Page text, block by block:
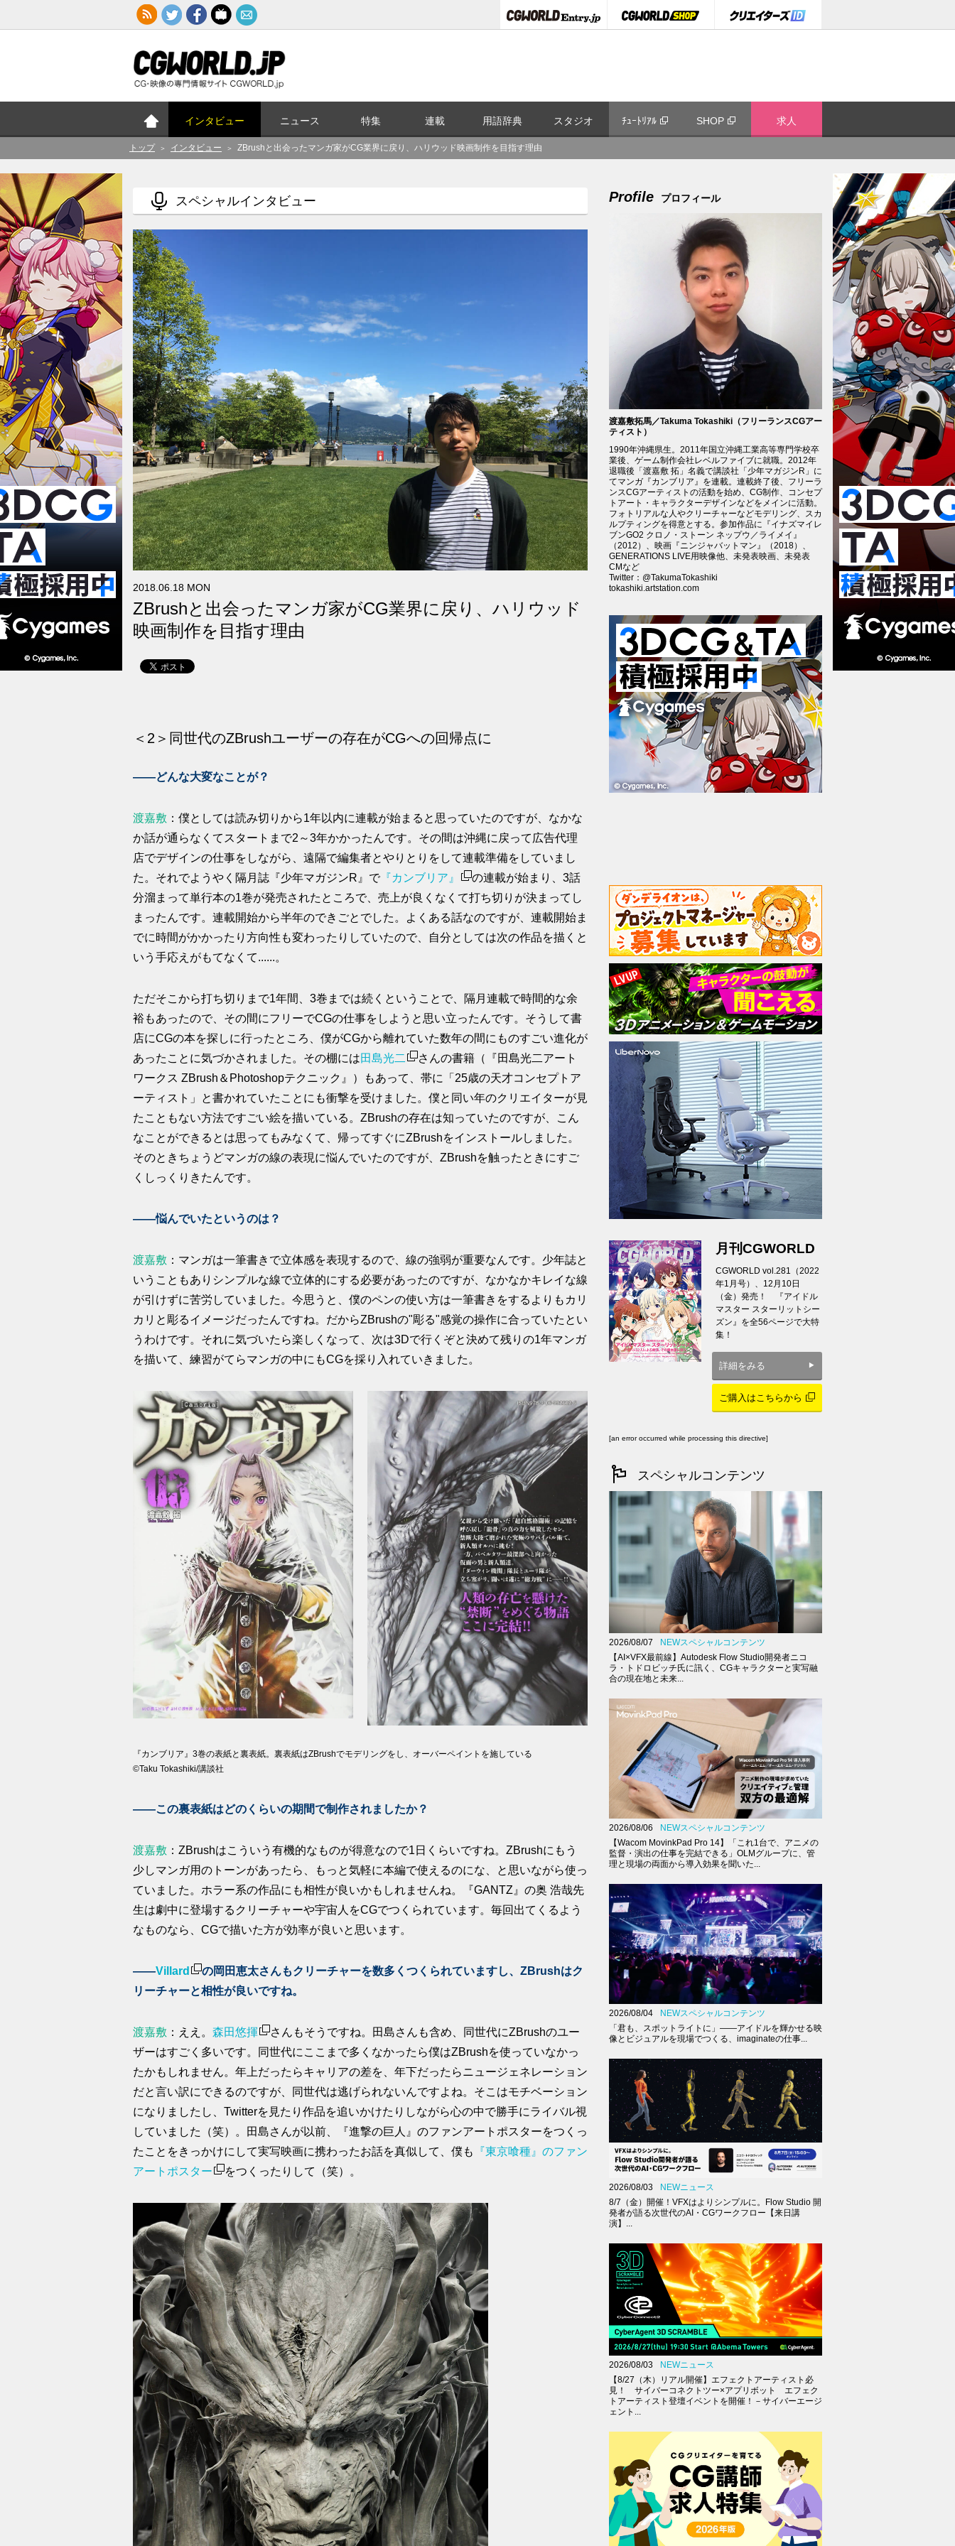
インタビュー ニュース 特集 連載 用語辞典 スタジオ ﾁｭｰﾄﾘｱﾙ SHOP 求人
トップ ＞ インタビュー ＞ ZBrushと出会ったマンガ家がCG業界に戻り、ハリウッド映画制作を目指す理由
スペシャルインタビュー
2018.06.18 MON
ZBrushと出会ったマンガ家がCG業界に戻り、ハリウッド
映画制作を目指す理由
＜2＞同世代のZBrushユーザーの存在がCGへの回帰点に
――どんな大変なことが？
渡嘉敷 ：僕としては読み切りから1年以内に連載が始まると思っていたのですが、なかな
か話が通らなくてスタートまで2～3年かかったんです。その間は沖縄に戻って広告代理
店でデザインの仕事をしながら、遠隔で編集者とやりとりをして連載準備をしていまし
た。それでようやく隔月誌『少年マガジンR』で『カンブリア』
の連載が始まり、3話
分溜まって単行本の1巻が発売されたところで、売上が良くなくて打ち切りが決まってし
まったんです。連載開始から半年のできごとでした。よくある話なのですが、連載開始ま
でに時間がかかったり方向性も変わったりしていたので、自分としては次の作品を描くと
いう手応えがもてなくて......。
ただそこから打ち切りまで1年間、3巻までは続くということで、隔月連載で時間的な余
裕もあったので、その間にフリーでCGの仕事をしようと思い立ったんです。そうして書
店にCGの本を探しに行ったところ、僕がCGから離れていた数年の間にものすごい進化が
あったことに気づかされました。その棚には田島光二
さんの書籍（『田島光二アート
ワークス ZBrush＆Photoshopテクニック』）もあって、帯に「25歳の天才コンセプトア
ーティスト」と書かれていたことにも衝撃を受けました。僕と同い年のクリエイターが見
たこともない方法ですごい絵を描いている。ZBrushの存在は知っていたのですが、こん
なことができるとは思ってもみなくて、帰ってすぐにZBrushをインストールしました。
そのときちょうどマンガの線の表現に悩んでいたのですが、ZBrushを触ったときにすご
くしっくりきたんです。
――悩んでいたというのは？
渡嘉敷 ：マンガは一筆書きで立体感を表現するので、線の強弱が重要なんです。少年誌と
いうこともありシンプルな線で立体的にする必要があったのですが、なかなかキレイな線
が引けずに苦労していました。今思うと、僕のペンの使い方は一筆書きをするよりもカリ
カリと彫るイメージだったんですね。だからZBrushの"彫る"感覚の操作に合っていたとい
うわけです。それに気づいたら楽しくなって、次は3Dで行くぞと決めて残りの1年マンガ
を描いて、練習がてらマンガの中にもCGを採り入れていきました。
『カンブリア』3巻の表紙と裏表紙。裏表紙はZBrushでモデリングをし、オーバーペイントを施している
©Taku Tokashiki/講談社
――この裏表紙はどのくらいの期間で制作されましたか？
渡嘉敷 ：ZBrushはこういう有機的なものが得意なので1日くらいですね。ZBrushにもう
少しマンガ用のトーンがあったら、もっと気軽に本編で使えるのにな、と思いながら使っ
ていました。ホラー系の作品にも相性が良いかもしれませんね。『GANTZ』の奥 浩哉先
生は劇中に登場するクリーチャーや宇宙人をCGでつくられています。毎回出てくるよう
なものなら、CGで描いた方が効率が良いと思います。
――Villard
の岡田恵太さんもクリーチャーを数多くつくられていますし、ZBrushはク
リーチャーと相性が良いですね。
渡嘉敷 ：ええ。 森田悠揮
さんもそうですね。田島さんも含め、同世代にZBrushのユー
ザーはすごく多いです。同世代にここまで多くなかったら僕はZBrushを使っていなかっ
たかもしれません。年上だったらキャリアの差を、年下だったらニュージェネレーション
だと言い訳にできるのですが、同世代は逃げられないんですよね。そこはモチベーション
になりましたし、Twitterを見たり作品を追いかけたりしながら心の中で勝手にライバル視
していました（笑）。田島さんが以前、『進撃の巨人』のファンアートポスターをつくっ
たことをきっかけにして実写映画に携わったお話を真似して、僕も
『東京喰種』のファン
アートポスター
をつくったりして（笑）。
Profile プロフィール
渡嘉敷拓馬／Takuma Tokashiki（フリーランスCGアー
ティスト）
1990年沖縄県生。2011年国立沖縄工業高等専門学校卒
業後、ゲーム制作会社レベルファイブに就職。2012年
退職後「渡嘉敷 拓」名義で講談社「少年マガジンR」に
てマンガ 『カンブリア』 を連載。連載終了後、フリーラ
ンスCGアーティストの活動を始め、CG制作、コンセプ
トアート・キャラクターデザインなどをメインに活動。
フォトリアルな人やクリーチャーなどモデリング、スカ
ルプティングを得意とする。参加作品に 『イナズマイレ
ブンGO2 クロノ・ストーン ネップウ／ライメイ』
（2012）、映画『ニンジャバットマン』（2018）、
GENERATIONS LIVE用映像他、未発表映画、未発表
CMなど
Twitter： @TakumaTokashiki
tokashiki.artstation.com
月刊CGWORLD
CGWORLD vol.281（2022
年1月号）、12月10日
（金）発売！ 『アイドル
マスター スターリットシー
ズン』を全56ページで大特
集！
詳細をみる
ご購入はこちらから
[an error occurred while processing this directive]
スペシャルコンテンツ
2026/08/07
NEWスペシャルコンテンツ
【AI×VFX最前線】Autodesk Flow Studio開発者ニコ
ラ・トドロビッチ氏に訊く、CGキャラクターと実写融
合の現在地と未来...
2026/08/06
NEWスペシャルコンテンツ
【Wacom MovinkPad Pro 14】「これ1台で、アニメの
監督・演出の仕事を完結できる」OLMグループに、管
理と現場の両面から導入効果を聞いた...
2026/08/04
NEWスペシャルコンテンツ
「君も、スポットライトに」――アイドルを輝かせる映
像とビジュアルを現場でつくる、imaginateの仕事...
2026/08/03
NEWニュース
8/7（金）開催！VFXはよりシンプルに。Flow Studio 開
発者が語る次世代のAI・CGワークフロー【来日講
演】...
2026/08/03
NEWニュース
【8/27（木）リアル開催】エフェクトアーティスト必
見！ サイバーコネクトツー×アプリボット エフェク
トアーティスト登壇イベントを開催！－サイバーエージ
ェント...